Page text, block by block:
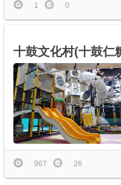
1 0
十鼓文化村(十鼓仁
967 26